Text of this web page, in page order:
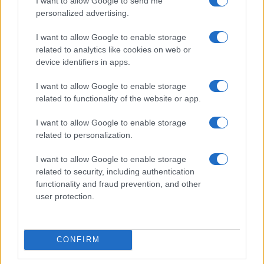
personalized advertising.
I want to allow Google to enable storage
related to analytics like cookies on web or
device identifiers in apps.
I want to allow Google to enable storage
related to functionality of the website or app.
I want to allow Google to enable storage
related to personalization.
I want to allow Google to enable storage
related to security, including authentication
functionality and fraud prevention, and other
user protection.
CONFIRM
La domanda sorge spontanea: piuttosto che
impegnarsi così tanto nella PESCO, che dimostra
ad oggi già tanti limiti, non sarebbe più utile e
auspicabile un impegno maggiore al rilancio del
progetto atlantista, con lo sforzo degli Stati
europei di raggiungere la quota del 2 per cento di
spesa nella difesa, e prendere quindi veramente
proprio ruolo, una propria autonomia, che anche
gli stessi Stati Uniti, principale attore dell’Alleanza,
chiedono ai membri europei?
Il nostro Paese ha quindi la possibilità, anzi